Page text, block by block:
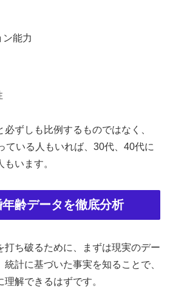
ン能力
ずしも比例するものではなく、
ている人もいれば、30代、40代に
います。
齢データを徹底分析
打ち破るために、まずは現実のデー
計に基づいた事実を知ることで、
解できるはずです。